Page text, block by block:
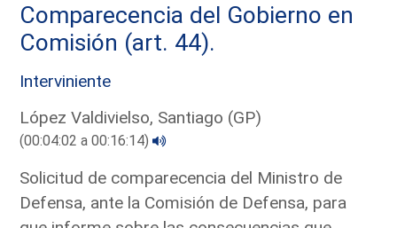
Comparecencia del Gobierno en
Comisión (art. 44).
Interviniente
López Valdivielso, Santiago (GP)
(00:04:02 a 00:16:14)
Solicitud de comparecencia del Ministro de
Defensa, ante la Comisión de Defensa, para